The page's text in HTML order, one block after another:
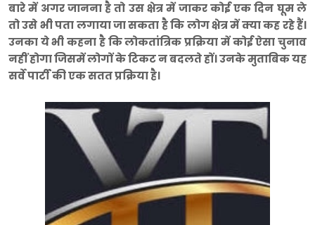
बारे में अगर जानना है तो उस क्षेत्र में जाकर कोई एक दिन घूम ले
तो उसे भी पता लगाया जा सकता है कि लोग क्षेत्र में क्या कह रहे हैं।
उनका ये भी कहना है कि लोकतांत्रिक प्रक्रिया में कोई ऐसा चुनाव
नहीं होगा जिसमें लोगों के टिकट न बदलते हों। उनके मुताबिक यह
सर्वे पार्टी की एक सतत प्रक्रिया है।